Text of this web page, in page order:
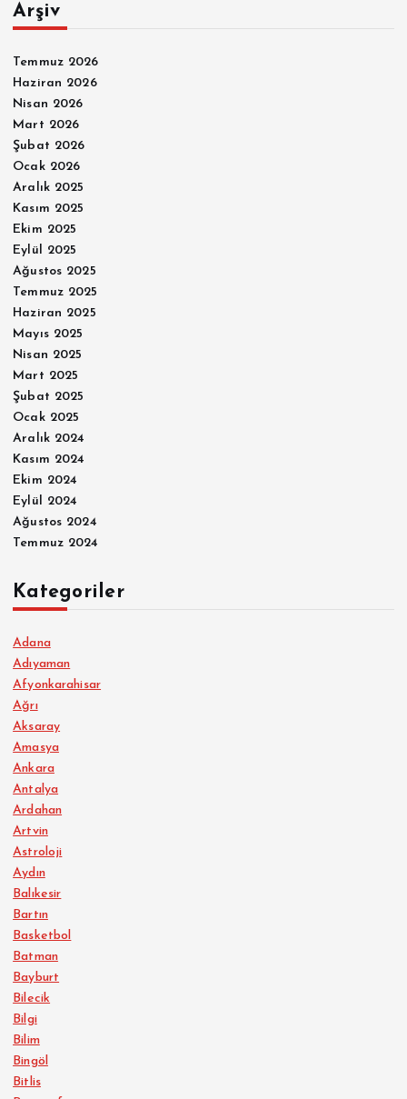
Arşiv
Temmuz 2026
Haziran 2026
Nisan 2026
Mart 2026
Şubat 2026
Ocak 2026
Aralık 2025
Kasım 2025
Ekim 2025
Eylül 2025
Ağustos 2025
Temmuz 2025
Haziran 2025
Mayıs 2025
Nisan 2025
Mart 2025
Şubat 2025
Ocak 2025
Aralık 2024
Kasım 2024
Ekim 2024
Eylül 2024
Ağustos 2024
Temmuz 2024
Kategoriler
Adana
Adıyaman
Afyonkarahisar
Ağrı
Aksaray
Amasya
Ankara
Antalya
Ardahan
Artvin
Astroloji
Aydın
Balıkesir
Bartın
Basketbol
Batman
Bayburt
Bilecik
Bilgi
Bilim
Bingöl
Bitlis